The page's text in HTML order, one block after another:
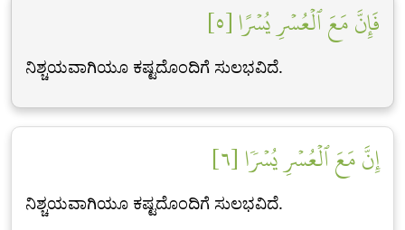
فَإِنَّ مَعَ ٱلۡعُسۡرِ يُسۡرًا [٥]
ನಿಶ್ಚಯವಾಗಿಯೂ ಕಷ್ಟದೊಂದಿಗೆ ಸುಲಭವಿದೆ.
إِنَّ مَعَ ٱلۡعُسۡرِ يُسۡرٗا [٦]
ನಿಶ್ಚಯವಾಗಿಯೂ ಕಷ್ಟದೊಂದಿಗೆ ಸುಲಭವಿದೆ.